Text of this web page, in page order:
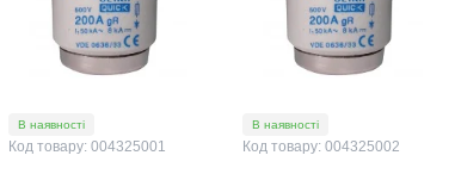
В наявності
Код товару: 004325001
В наявності
Код товару: 004325002